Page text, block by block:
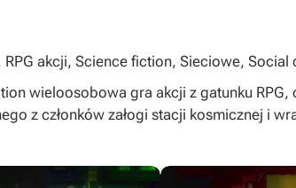
akcji, Science fiction, Sieciowe,
wieloosobowa gra akcji z gatunku RPG,
z członków załogi stacji kosmicznej i